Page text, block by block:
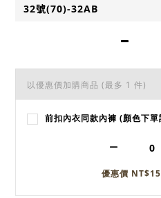
以優惠價加購商品 (最多 1 件)
前扣內衣同款內褲 (顏色下
優惠價